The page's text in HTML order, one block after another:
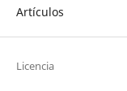
Artículos
Licencia